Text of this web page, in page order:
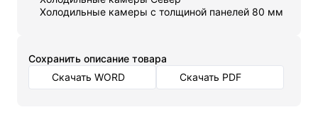
Холодильные камеры с толщиной панелей 80 мм
Cохранить описание товара
Скачать WORD
Скачать PDF